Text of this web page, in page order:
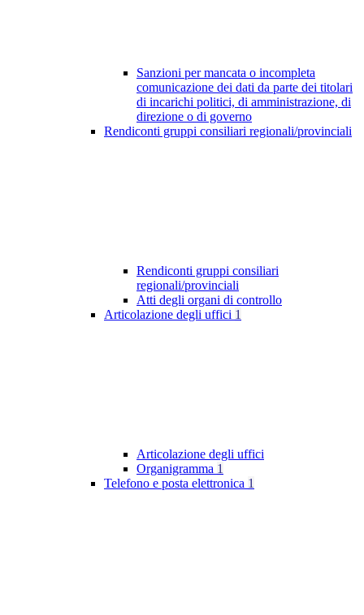
Sanzioni per mancata o incompleta
comunicazione dei dati da parte dei titolari
di incarichi politici, di amministrazione, di
direzione o di governo
Rendiconti gruppi consiliari regionali/provinciali
Rendiconti gruppi consiliari
regionali/provinciali
Atti degli organi di controllo
Articolazione degli uffici 1
Articolazione degli uffici
Organigramma 1
Telefono e posta elettronica 1